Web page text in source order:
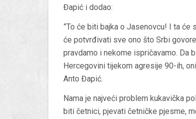
Đapić i dodao:
”To će biti bajka o Jasenovcu! I ta
će potvrđivati sve ono što Srbi
pravdamo i nekome ispričavamo. Da
Hercegovini tijekom agresije 90-ih,
Anto Đapić.
Nama je najveći problem kukavička
biti četnici, pjevati četničke pjesme,